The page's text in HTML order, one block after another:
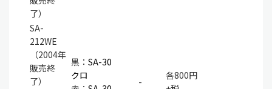
了）
SA-
212WE
（2004年
販売終
了）
黒： SA-30
クロ
-
各800円